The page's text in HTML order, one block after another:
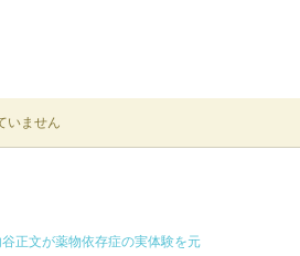
いません
正文が薬物依存症の実体験を元